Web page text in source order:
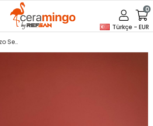
Türkçe - EUR
0
Livya Vazo Seramik Bisküvi